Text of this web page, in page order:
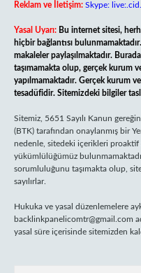
Reklam ve İletişim: Skype:
Yasal Uyarı: Bu internet sitesi,
hiçbir bağlantısı
makaleler paylaşılmaktadır.
taşımamakta olup, gerçek kurum
yapılmamaktadır. Gerçek kurum
tesadüfidir. Sitemizdeki bilgiler
Sitemiz, 5651 Sayılı Kanun
(BTK) tarafından onaylanmış bir
nedenle, sitedeki içerikleri proaktif
yükümlülüğümüz
sorumluluğunu taşımakta olup,
sayılırlar.
Hukuka ve yasal düzenlemelere
backlinkpanelicomtr@gmail.com
yasal süre içerisinde sitemizden